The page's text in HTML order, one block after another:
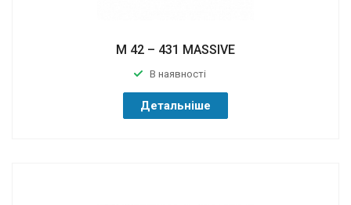
M 42 – 431 MASSIVE
В наявності
Детальніше